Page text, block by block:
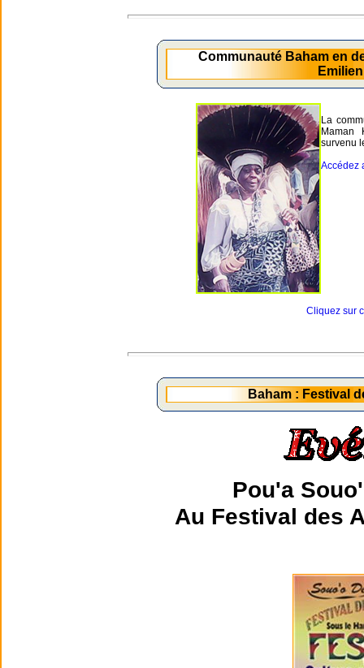
Communauté Baham en
La
Maman
survenu
Accédez
Cliquez sur
Baham : Festival
Pou'a
Au Festival des